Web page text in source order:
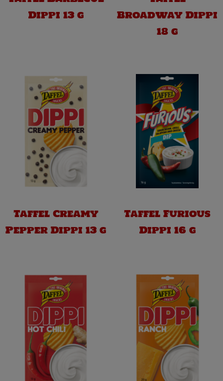
Dippi 13 g
Broadway Dippi
18 g
Taffel Creamy
Pepper Dippi 13 g
Taffel Furious
Dippi 16 g